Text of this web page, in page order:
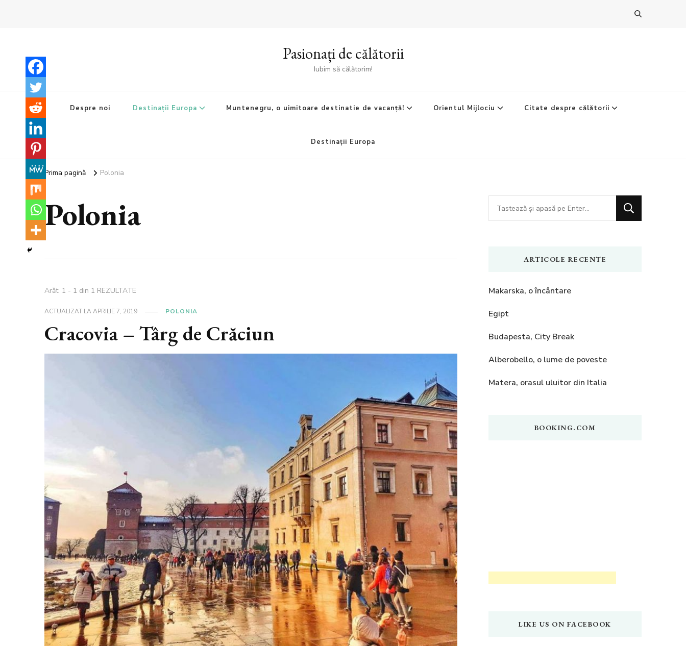
Pasionați de călătorii
Iubim să călătorim!
Despre noi Destinații Europa Muntenegru, o uimitoare destinatie de vacanță! Orientul Mijlociu Citate despre călătorii
Destinații Europa
Prima pagină Polonia
Polonia
Arăt: 1 - 1 din 1 REZULTATE
ACTUALIZAT LAAPRILIE 7, 2019 POLONIA
Cracovia – Târg de Crăciun
Cauți
ceva?
ARTICOLE RECENTE
Makarska, o încântare
Egipt
Budapesta, City Break
Alberobello, o lume de poveste
Matera, orasul uluitor din Italia
BOOKING.COM
LIKE US ON FACEBOOK